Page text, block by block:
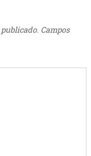
Campos